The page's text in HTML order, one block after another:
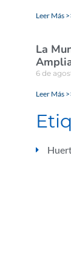
Leer Más
La
6 de
Leer Más